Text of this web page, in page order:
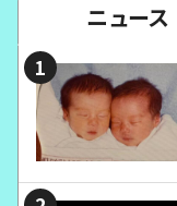
ニュース